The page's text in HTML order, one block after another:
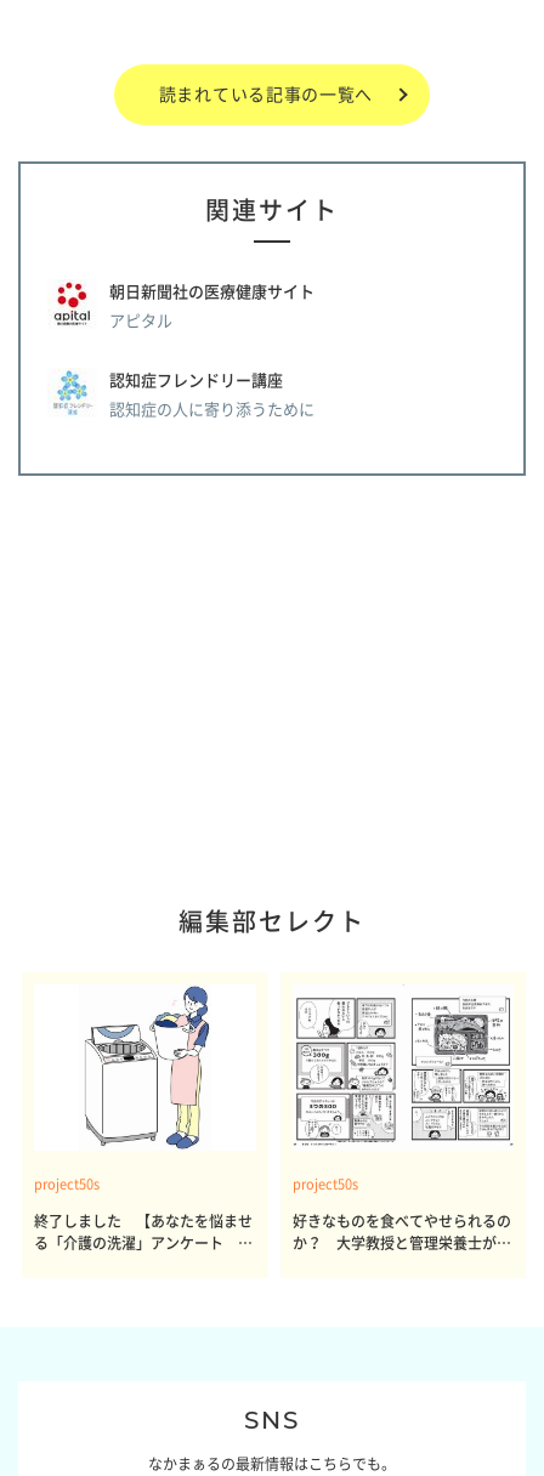
読まれている記事の一覧へ
関連サイト
朝日新聞社の医療健康サイト
アピタル
認知症フレンドリー講座
認知症の人に寄り添うために
編集部セレクト
project50s
終了しました 【あなたを悩ませ
る「介護の洗濯」アンケート 体
project50s
好きなものを食べてやせられるの
か？ 大学教授と管理栄養士が出
SNS
なかまぁるの最新情報はこちらでも。